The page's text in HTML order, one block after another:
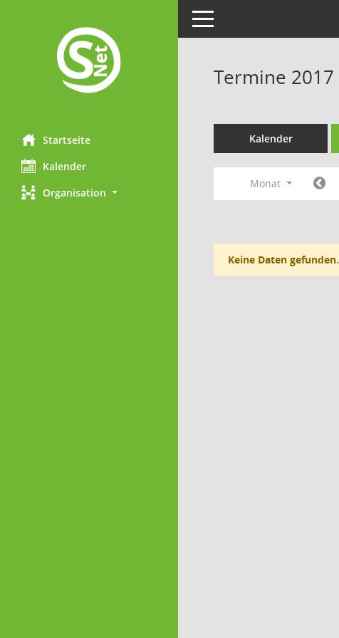
Startseite
Kalender
Organisation
Toggle navigation
Termine 2017
Kalender
Monat
Keine Daten gefunden.